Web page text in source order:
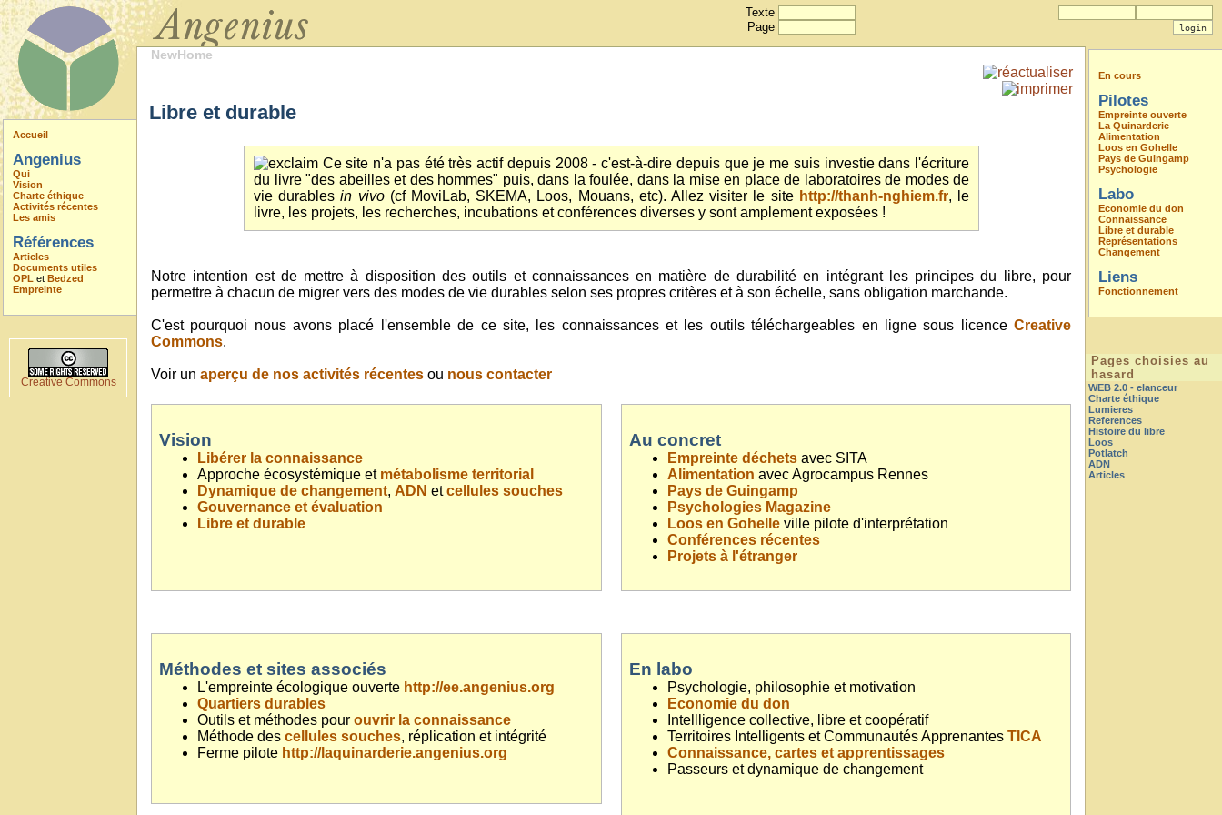
Texte
Page
Accueil
Angenius
Qui
Vision
Charte éthique
Activités récentes
Les amis
Références
Articles
Documents utiles
OPL et Bedzed
Empreinte
Creative Commons
NewHome
Libre et durable
Ce site n'a pas été très actif depuis 2008 - c'est-à-dire depuis que je me suis investie dans l'écriture
du livre "des abeilles et des hommes" puis, dans la foulée, dans la mise en place de laboratoires de modes de
vie durablesin vivo(cf MoviLab, SKEMA, Loos, Mouans, etc). Allez visiter le site http://thanh-nghiem.fr, le
livre, les projets, les recherches, incubations et conférences diverses y sont amplement exposées !
Notre intention est de mettre à disposition des outils et connaissances en matière de durabilité en intégrant les principes du libre, pour
permettre à chacun de migrer vers des modes de vie durables selon ses propres critères et à son échelle, sans obligation marchande.
C'est pourquoi nous avons placé l'ensemble de ce site, les connaissances et les outils téléchargeables en ligne sous licence Creative
Commons.
Voir un aperçu de nos activités récentes ou nous contacter
Vision
Libérer la connaissance
Approche écosystémique et métabolisme territorial
Dynamique de changement, ADN etcellules souches
Gouvernance et évaluation
Libre et durable
Au concret
Empreinte déchets avec SITA
Alimentation avec Agrocampus Rennes
Pays de Guingamp
Psychologies Magazine
Loos en Gohelle ville pilote d'interprétation
Conférences récentes
Projets à l'étranger
Méthodes et sites associés
L'empreinte écologique ouverte http://ee.angenius.org
Quartiers durables
Outils et méthodes pour ouvrir la connaissance
Méthode des cellules souches, réplication et intégrité
Ferme pilote http://laquinarderie.angenius.org
En labo
Psychologie, philosophie et motivation
Economie du don
Intellligence collective, libre et coopératif
Territoires Intelligents et Communautés Apprenantes TICA
Connaissance, cartes et apprentissages
Passeurs et dynamique de changement
En cours
Pilotes
Empreinte ouverte
La Quinarderie
Alimentation
Loos en Gohelle
Pays de Guingamp
Psychologie
Labo
Economie du don
Connaissance
Libre et durable
Représentations
Changement
Liens
Fonctionnement
Pages choisies au
hasard
WEB 2.0 - elanceur
Charte éthique
Lumieres
References
Histoire du libre
Loos
Potlatch
ADN
Articles